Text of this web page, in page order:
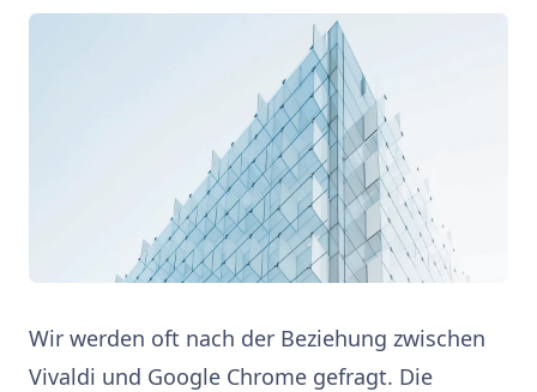
Wir werden oft nach der Beziehung zwischen
Vivaldi und Google Chrome gefragt. Die